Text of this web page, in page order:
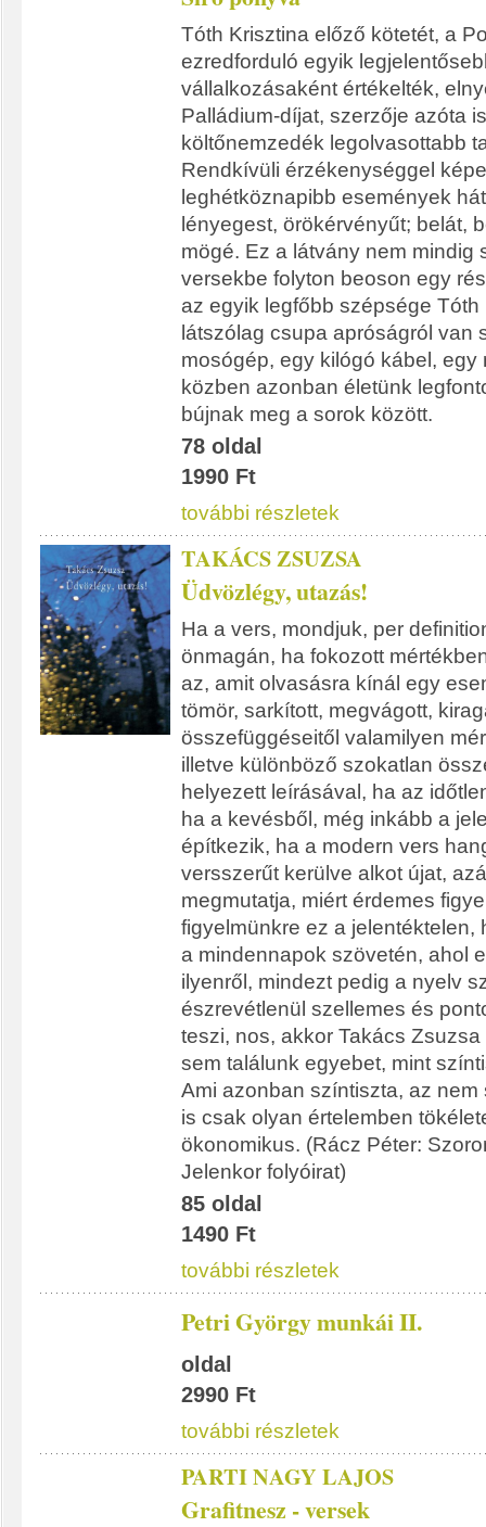
Tóth Krisztina előző kötetét, a
ezredforduló egyik
vállalkozásaként értékelték,
Palládium-díjat, szerzője azóta
költőnemzedék legolvasottabb
Rendkívüli érzékenységgel
leghétköznapibb események
lényegest, örökérvényűt; belát,
mögé. Ez a látvány nem mindig
versekbe folyton beoson egy
az egyik legfőbb szépsége Tóth
látszólag csupa apróságról van
mosógép, egy kilógó kábel, egy
közben azonban életünk
bújnak meg a sorok között.
78 oldal
1990 Ft
további részletek
TAKÁCS ZSUZSA
Üdvözlégy, utazás!
Ha a vers, mondjuk, per
önmagán, ha fokozott
az, amit olvasásra kínál egy
tömör, sarkított, megvágott,
összefüggéseitől valamilyen
illetve különböző szokatlan
helyezett leírásával, ha az
ha a kevésből, még inkább a
építkezik, ha a modern vers
versszerűt kerülve alkot újat,
megmutatja, miért érdemes
figyelmünkre ez a jelentéktelen,
a mindennapok szövetén, ahol
ilyenről, mindezt pedig a nyelv
észrevétlenül szellemes és
teszi, nos, akkor Takács
sem találunk egyebet, mint
Ami azonban színtiszta, az nem
is csak olyan értelemben
ökonomikus. (Rácz Péter:
Jelenkor folyóirat)
85 oldal
1490 Ft
további részletek
Petri György munkái II.
oldal
2990 Ft
további részletek
PARTI NAGY LAJOS
Grafitnesz - versek